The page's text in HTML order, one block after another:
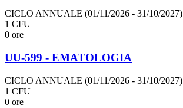
CICLO ANNUALE (01/11/2026 - 31/10/2027)
1 CFU
0 ore
UU-599 - EMATOLOGIA
CICLO ANNUALE (01/11/2026 - 31/10/2027)
1 CFU
0 ore